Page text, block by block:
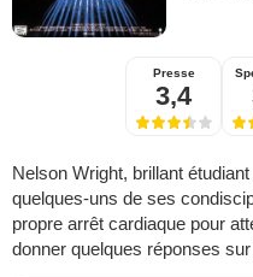
Presse
3,4
Nelson Wright, brillant
quelques-uns de ses
propre arrêt cardiaque pour
donner quelques réponses